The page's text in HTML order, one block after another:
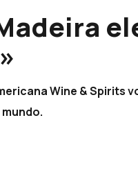
Wine & Spirits